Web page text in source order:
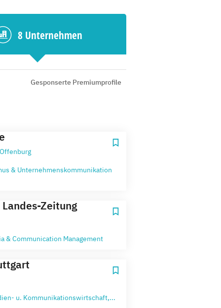
8 Unternehmen
Gesponserte Premiumprofile
& Unternehmenskommunikation
Zeitung
& Communication Management
u. Kommunikationswirtschaft,...